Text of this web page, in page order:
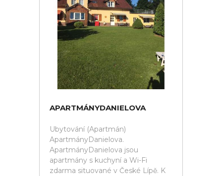
APARTMÁNYDANIELOVA
Ubytování (Apartmán)
ApartmányDanielova.
ApartmányDanielova jsou
apartmány s kuchyní a Wi-Fi
zdarma situované v České Lípě. K